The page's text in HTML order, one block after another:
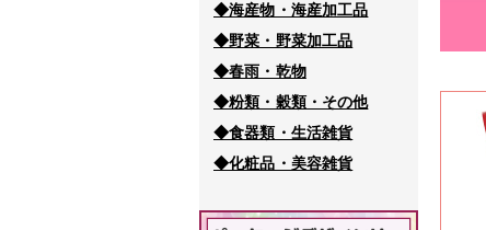
◆海産物・海産加工品
◆野菜・野菜加工品
◆春雨・乾物
◆粉類・穀類・その他
◆食器類・生活雑貨
◆化粧品・美容雑貨